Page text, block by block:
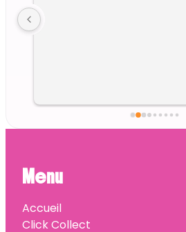
Menu
Accueil
Click Collect